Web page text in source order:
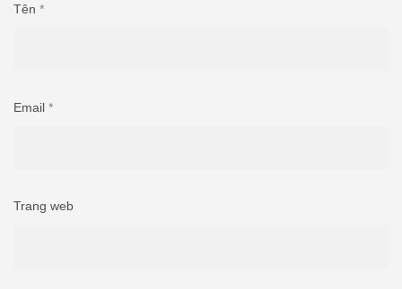
Tên *
Email *
Trang web